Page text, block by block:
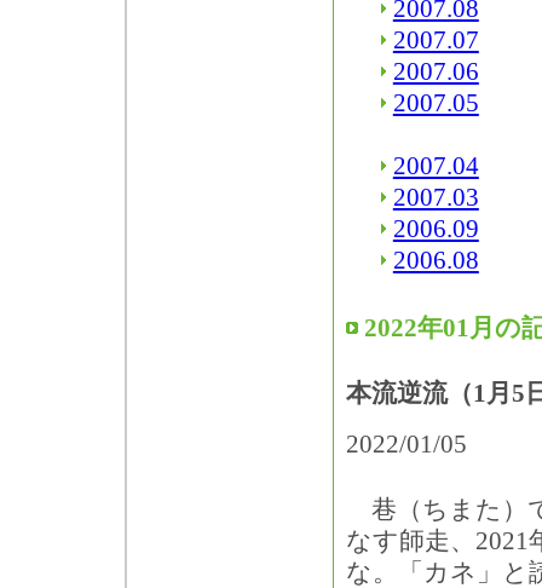
2007.08
2007.07
2007.06
2007.05
2007.04
2007.03
2006.09
2006.08
2022年01月の
本流逆流（1月5
2022/01/05
巷（ちまた）
なす師走、
な。「カネ」と